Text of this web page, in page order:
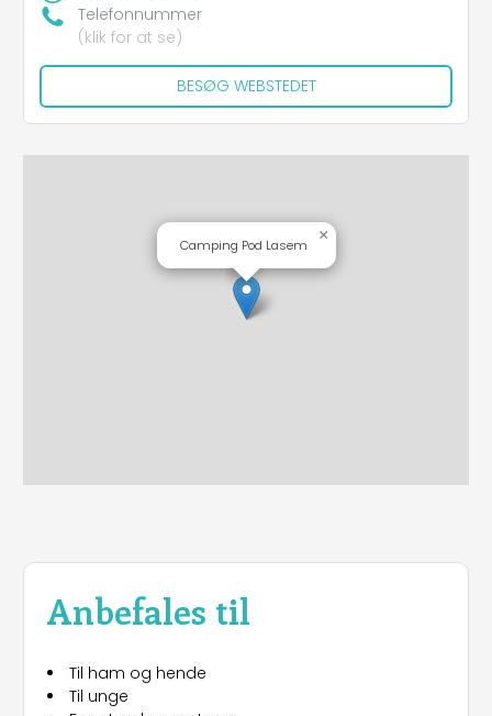
Anbefales til
Til ham og hende
Til unge
Telefonnummer
(klik for at se)
BESØG WEBSTEDET
Camping Pod Lasem
×